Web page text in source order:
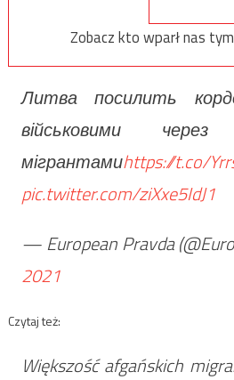
Zobacz kto wparł nas
Литва посилить
військовими
мігрантамиhttps://t.co/
pic.twitter.com/ziXxe5IdJ1
— European Pravda
2021
Czytaj też:
Większość afgańskich